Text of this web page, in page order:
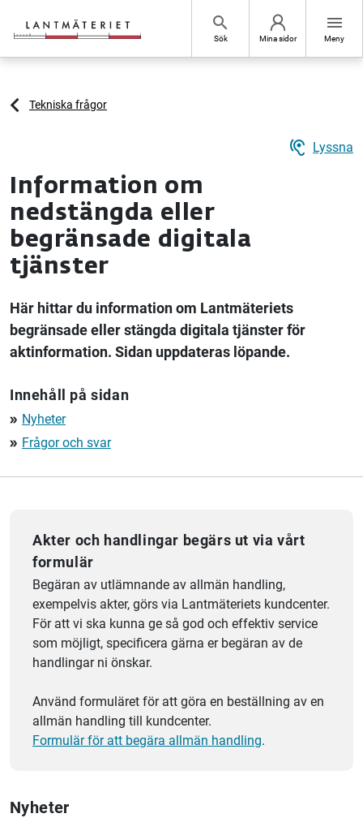
search
Sök Mina sidor
menu
Meny
Tekniska frågor
hearing Lyssna
Information om
nedstängda eller
begränsade digitala
tjänster
Här hittar du information om Lantmäteriets
begränsade eller stängda digitala tjänster för
aktinformation. Sidan uppdateras löpande.
Innehåll på sidan
double_arrow Nyheter
double_arrow Frågor och svar
Akter och handlingar begärs ut via vårt
formulär
Begäran av utlämnande av allmän handling,
exempelvis akter, görs via Lantmäteriets kundcenter.
För att vi ska kunna ge så god och effektiv service
som möjligt, specificera gärna er begäran av de
handlingar ni önskar.
Använd formuläret för att göra en beställning av en
allmän handling till kundcenter.
Formulär för att begära allmän handling.
Nyheter